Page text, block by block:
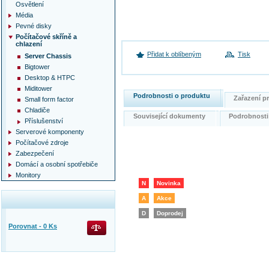
Přidat k oblíbeným Tisk
Podrobnosti o produktu Zařazení
Související dokumenty
N Novinka
A Akce
D Doprodej
Osvětlení
Média
Pevné disky
Počítačové skříně a
chlazení
Server Chassis
Bigtower
Desktop & HTPC
Miditower
Small form factor
Chladiče
Příslušenství
Serverové komponenty
Počítačové zdroje
Zabezpečení
Domácí a osobní spotřebiče
Monitory
Porovnat - 0 Ks